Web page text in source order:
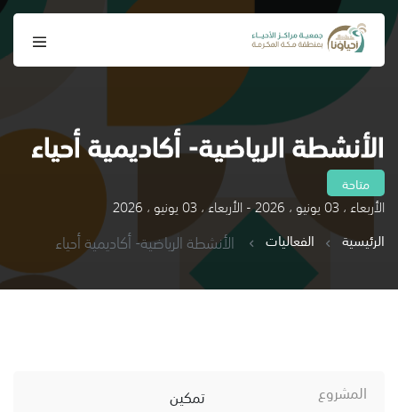
الأنشطة الرياضية- أكاديمية أحياء
متاحة
الأربعاء ، 03 يونيو ، 2026 - الأربعاء ، 03 يونيو ، 2026
الرئيسية
الفعاليات الأنشطة الرياضية- أكاديمية أحياء
المشروع
تمكين